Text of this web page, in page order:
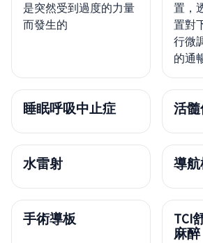
是突然受到過度的力量
而發生的
置，
置對
行微
的通
睡眠呼吸中止症 活
水雷射 導
手術導板
TCI
麻醉